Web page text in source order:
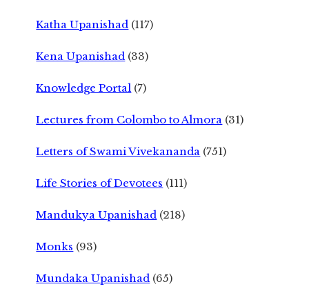
Katha Upanishad (117)
Kena Upanishad (33)
Knowledge Portal (7)
Lectures from Colombo to Almora (31)
Letters of Swami Vivekananda (751)
Life Stories of Devotees (111)
Mandukya Upanishad (218)
Monks (93)
Mundaka Upanishad (65)